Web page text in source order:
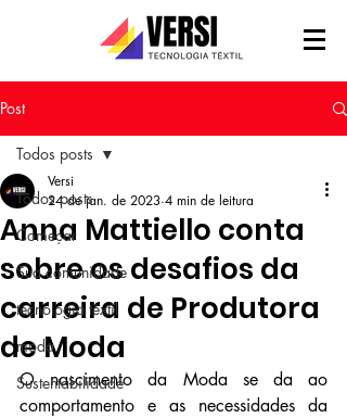
Post
Todos posts
Começar
Sua comunidade
tecnologia têxtil
moda
Sustentabilidade
Todos posts
Anna Mattiello conta
sobre os desafios da
carreira de Produtora
de Moda
Versi
24 de jan. de 2023 4 min de leitura
O nascimento da Moda se da ao
comportamento e as necessidades da